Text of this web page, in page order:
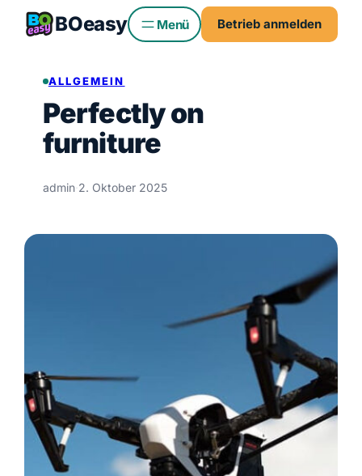
Zum
Inhalt
BOeasy Betrieb anmelden
ALLGEMEIN
Perfectly on
furniture
admin· 2. Oktober 2025